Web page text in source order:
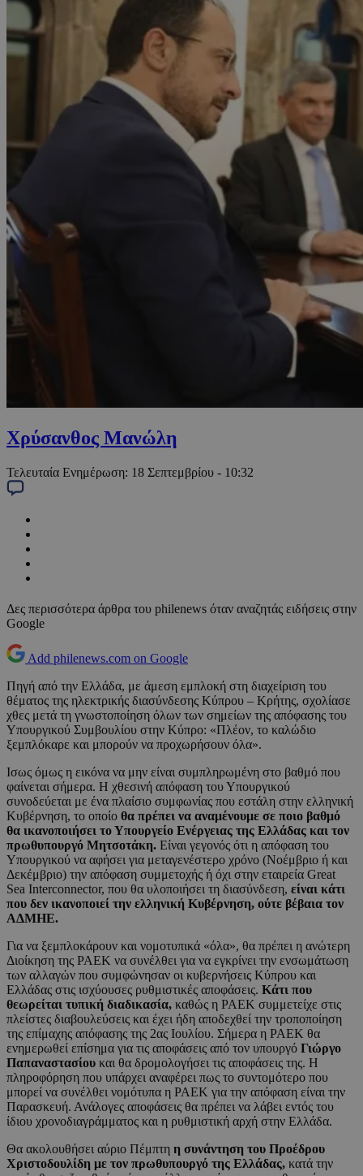
Χρύσανθος Μανώλη
Τελευταία Ενημέρωση: 18 Σεπτεμβρίου - 10:32
Δες περισσότερα άρθρα του philenews όταν αναζητάς ειδήσεις στην
Google
Add philenews.com on Google
Πηγή από την Ελλάδα, με άμεση εμπλοκή στη διαχείριση του
θέματος της ηλεκτρικής διασύνδεσης Κύπρου – Κρήτης, σχολίασε
χθες μετά τη γνωστοποίηση όλων των σημείων της απόφασης του
Υπουργικού Συμβουλίου στην Κύπρο: «Πλέον, το καλώδιο
ξεμπλόκαρε και μπορούν να προχωρήσουν όλα».
Ισως όμως η εικόνα να μην είναι συμπληρωμένη στο βαθμό που
φαίνεται σήμερα. Η χθεσινή απόφαση του Υπουργικού
συνοδεύεται με ένα πλαίσιο συμφωνίας που εστάλη στην ελληνική
Κυβέρνηση, το οποίο θα πρέπει να αναμένουμε σε ποιο βαθμό
θα ικανοποιήσει το Υπουργείο Ενέργειας της Ελλάδας και τον
πρωθυπουργό Μητσοτάκη. Είναι γεγονός ότι η απόφαση του
Υπουργικού να αφήσει για μεταγενέστερο χρόνο (Νοέμβριο ή και
Δεκέμβριο) την απόφαση συμμετοχής ή όχι στην εταιρεία Great
Sea Interconnector, που θα υλοποιήσει τη διασύνδεση, είναι κάτι
που δεν ικανοποιεί την ελληνική Κυβέρνηση, ούτε βέβαια τον
ΑΔΜΗΕ.
Για να ξεμπλοκάρουν και νομοτυπικά «όλα», θα πρέπει η ανώτερη
Διοίκηση της ΡΑΕΚ να συνέλθει για να εγκρίνει την ενσωμάτωση
των αλλαγών που συμφώνησαν οι κυβερνήσεις Κύπρου και
Ελλάδας στις ισχύουσες ρυθμιστικές αποφάσεις. Κάτι που
θεωρείται τυπική διαδικασία, καθώς η ΡΑΕΚ συμμετείχε στις
πλείστες διαβουλεύσεις και έχει ήδη αποδεχθεί την τροποποίηση
της επίμαχης απόφασης της 2ας Ιουλίου. Σήμερα η ΡΑΕΚ θα
ενημερωθεί επίσημα για τις αποφάσεις από τον υπουργό Γιώργο
Παπαναστασίου και θα δρομολογήσει τις αποφάσεις της. Η
πληροφόρηση που υπάρχει αναφέρει πως το συντομότερο που
μπορεί να συνέλθει νομότυπα η ΡΑΕΚ για την απόφαση είναι την
Παρασκευή. Ανάλογες αποφάσεις θα πρέπει να λάβει εντός του
ίδιου χρονοδιαγράμματος και η ρυθμιστική αρχή στην Ελλάδα.
Θα ακολουθήσει αύριο Πέμπτη η συνάντηση του Προέδρου
Χριστοδουλίδη με τον πρωθυπουργό της Ελλάδας, κατά την